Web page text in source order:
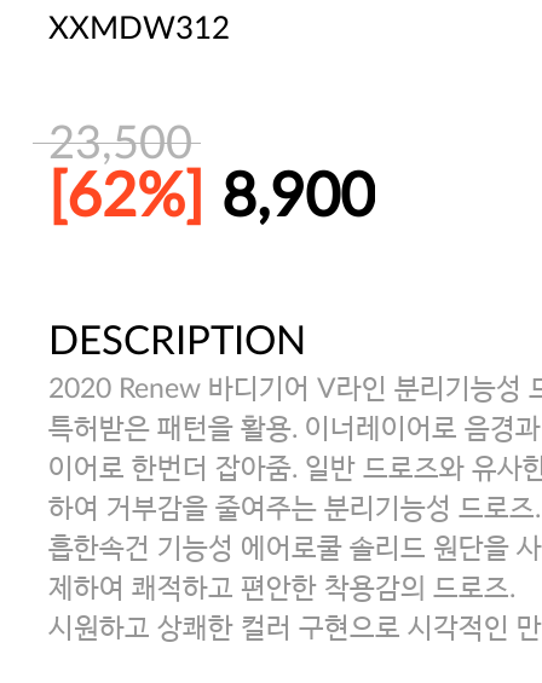
XXMDW312
23,500
[62%] 8,900
주말특가 20%(8.7~8.9)/5만원 이
[썸머블프] 1만원 할인 쿠폰(8.1~31)
[썸머블프] 2만원 할인 쿠폰(8.1~31)
DESCRIPTION
2020 Renew 바디기어 V라인 분리기능성
특허받은 패턴을 활용. 이너레이어로 음경
이어로 한번더 잡아줌. 일반 드로즈와 유사
하여 거부감을 줄여주는 분리기능성 드로즈.
흡한속건 기능성 에어로쿨 솔리드 원단을
제하여 쾌적하고 편안한 착용감의 드로즈.
시원하고 상쾌한 컬러 구현으로 시각적인